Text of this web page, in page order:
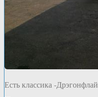
Есть классика -Дрэгонфлай